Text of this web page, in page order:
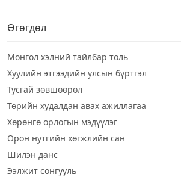
Өгөгдөл
Монгол хэлний тайлбар толь
Хуулийн этгээдийн улсын бүртгэл
Тусгай зөвшөөрөл
Төрийн худалдан авах ажиллагаа
Хөрөнгө орлогын мэдүүлэг
Орон нутгийн хөгжлийн сан
Шилэн данс
Ээлжит сонгууль